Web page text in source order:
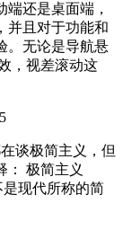
还是桌面端，
并且对于功能和
。无论是导航悬
，视差滚动这
谈极简主义，但
： 极简主义
是现代所称的简